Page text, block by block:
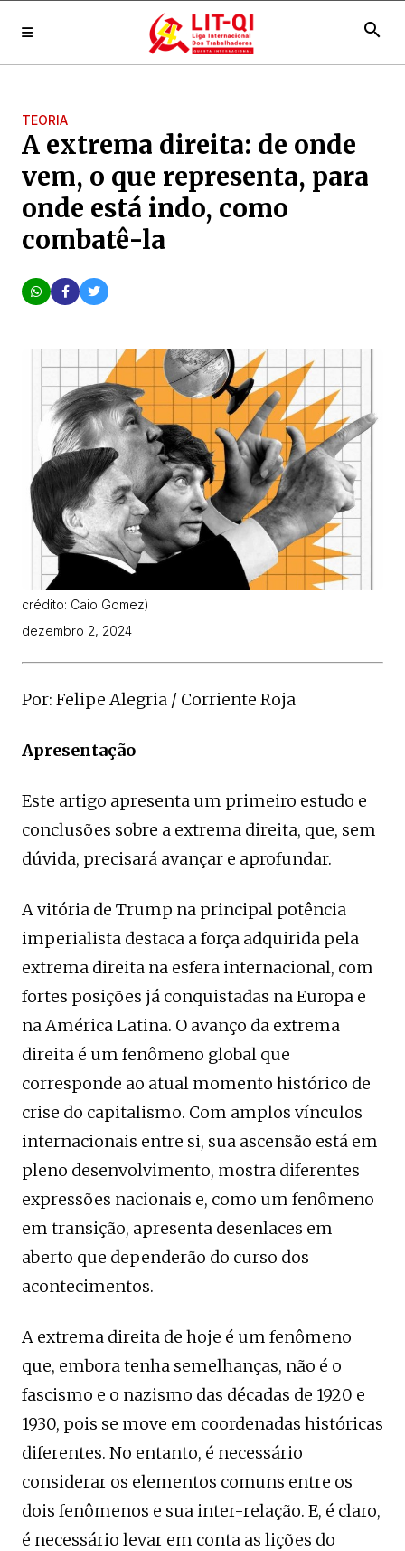
search
TEORIA
A extrema direita: de onde
vem, o que representa, para
onde está indo, como
combatê-la
crédito: Caio Gomez)
dezembro 2, 2024
Por: Felipe Alegria / Corriente Roja
Apresentação
Este artigo apresenta um primeiro estudo e
conclusões sobre a extrema direita, que, sem
dúvida, precisará avançar e aprofundar.
A vitória de Trump na principal potência
imperialista destaca a força adquirida pela
extrema direita na esfera internacional, com
fortes posições já conquistadas na Europa e
na América Latina. O avanço da extrema
direita é um fenômeno global que
corresponde ao atual momento histórico de
crise do capitalismo. Com amplos vínculos
internacionais entre si, sua ascensão está em
pleno desenvolvimento, mostra diferentes
expressões nacionais e, como um fenômeno
em transição, apresenta desenlaces em
aberto que dependerão do curso dos
acontecimentos.
A extrema direita de hoje é um fenômeno
que, embora tenha semelhanças, não é o
fascismo e o nazismo das décadas de 1920 e
1930, pois se move em coordenadas históricas
diferentes. No entanto, é necessário
considerar os elementos comuns entre os
dois fenômenos e sua inter-relação. E, é claro,
é necessário levar em conta as lições do